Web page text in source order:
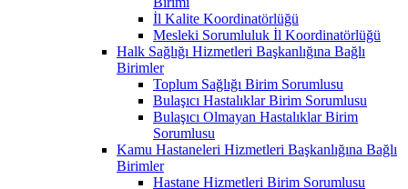
İl Kalite Koordinatörlüğü
Mesleki Sorumluluk İl Koordinatörlüğü
Halk Sağlığı Hizmetleri Başkanlığına Bağlı
Birimler
Toplum Sağlığı Birim Sorumlusu
Bulaşıcı Hastalıklar Birim Sorumlusu
Bulaşıcı Olmayan Hastalıklar Birim
Sorumlusu
Kamu Hastaneleri Hizmetleri Başkanlığına Bağlı
Birimler
Hastane Hizmetleri Birim Sorumlusu